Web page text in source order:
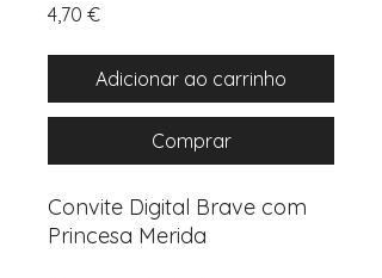
4,70 €Preço
Adicionar ao carrinho
Comprar
Convite Digital Brave com
Princesa Merida